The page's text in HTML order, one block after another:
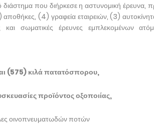
διάστημα που διήρκεσε η αστυνομική έρευνα,
(4) γραφεία εταιρειών, (3)
και σωματικές έρευνες εμπλεκομένων
(575) κιλά πατατόσπορου,
προϊόντος οξοποιίας,
οινοπνευματωδών ποτών